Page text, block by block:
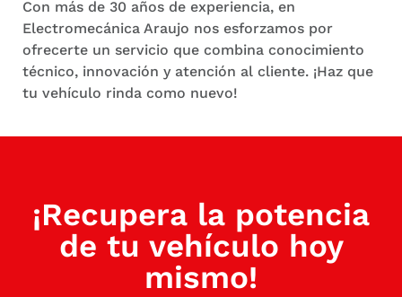
Con más de 30 años de experiencia, en
Electromecánica Araujo nos esforzamos por
ofrecerte un servicio que combina conocimiento
técnico, innovación y atención al cliente. ¡Haz que
tu vehículo rinda como nuevo!
¡Recupera la potencia
de tu vehículo hoy
mismo!